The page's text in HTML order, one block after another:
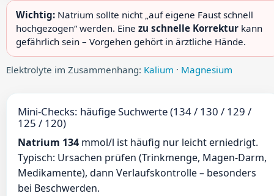
Wichtig:Natrium sollte nicht „auf eigene Faust schnell
hochgezogen“ werden. Eine zu schnelle Korrekturkann
gefährlich sein – Vorgehen gehört in ärztliche Hände.
Elektrolyte im Zusammenhang: Kalium · Magnesium
Mini-Checks: häufige Suchwerte (134 / 130 / 129 /
125 / 120)
Natrium 134mmol/l ist häufig nur leicht erniedrigt.
Typisch: Ursachen prüfen (Trinkmenge, Magen-Darm,
Medikamente), dann Verlaufskontrolle – besonders
bei Beschwerden.